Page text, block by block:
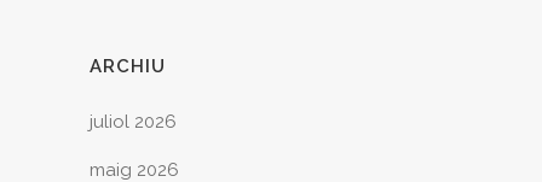
ARCHIU
juliol 2026
maig 2026